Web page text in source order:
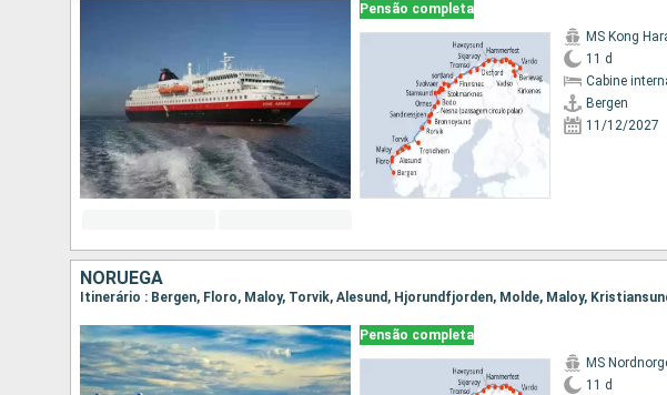
Pensão completa
MS Kong
11 d
Cabine
Bergen
11/12/2027
NORUEGA
Pensão completa
MS
11 d